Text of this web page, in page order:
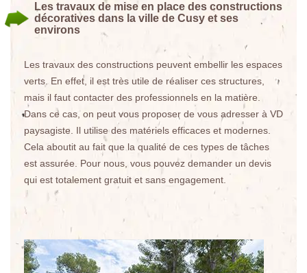
Les travaux de mise en place des constructions
décoratives dans la ville de Cusy et ses
environs
Les travaux des constructions peuvent embellir les espaces
verts. En effet, il est très utile de réaliser ces structures,
mais il faut contacter des professionnels en la matière.
Dans ce cas, on peut vous proposer de vous adresser à VD
paysagiste. Il utilise des matériels efficaces et modernes.
Cela aboutit au fait que la qualité de ces types de tâches
est assurée. Pour nous, vous pouvez demander un devis
qui est totalement gratuit et sans engagement.